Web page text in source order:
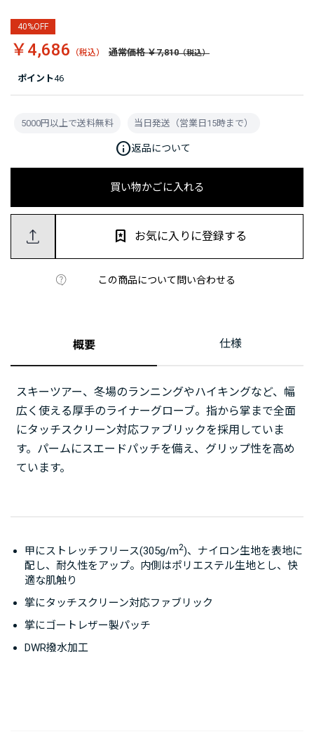
ポイント46
40%OFF
￥4,686 通常価格 ￥7,810
買い物かごに入れる
この商品について問い合わせる
お気に入りに登録する
5000円以上で送料無料 当日発送（営業日15時まで）
info返品について
概要 仕様
スキーツアー、冬場のランニングやハイキングなど、幅
広く使える厚手のライナーグローブ。指から掌まで全面
にタッチスクリーン対応ファブリックを採用していま
す。パームにスエードパッチを備え、グリップ性を高め
ています。
甲にストレッチフリース(305g/m2)、ナイロン生地を表地に
配し、耐久性をアップ。内側はポリエステル生地とし、快
適な肌触り
掌にタッチスクリーン対応ファブリック
掌にゴートレザー製パッチ
DWR撥水加工